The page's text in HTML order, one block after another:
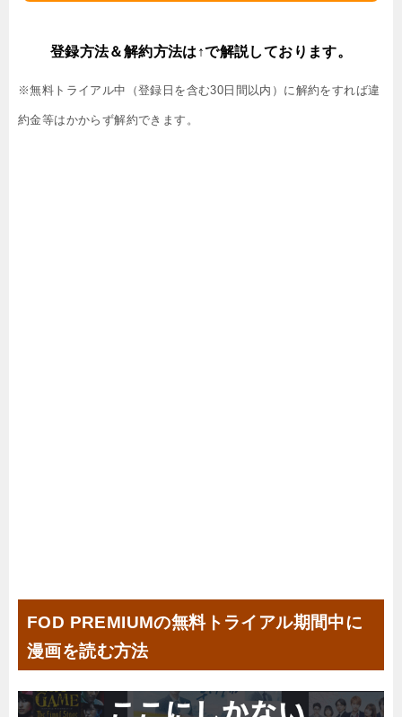
登録方法＆解約方法は↑で解説しております。
※無料トライアル中（登録日を含む30日間以内）に解約をすれば違
約金等はかからず解約できます。
FOD PREMIUMの無料トライアル期間中に
漫画を読む方法